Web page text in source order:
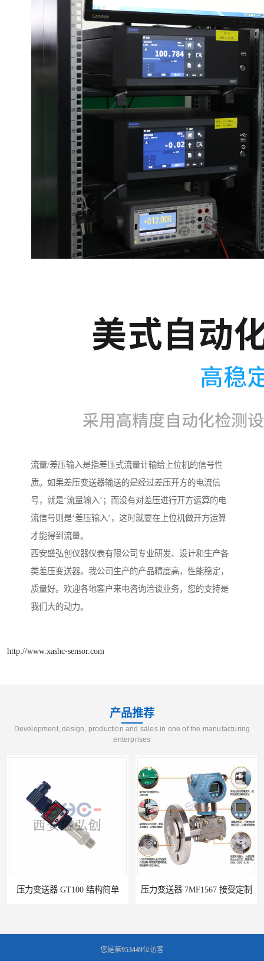
流量/差压输入是指差压式流量计输给上位机的信号性
质。如果差压变送器输送的是经过差压开方的电流信
号，就是‘流量输入’；而没有对差压进行开方运算的电
流信号则是‘差压输入’，这时就要在上位机做开方运算
才能得到流量。
西安盛弘创仪器仪表有限公司专业研发、设计和生产各
类差压变送器。我公司生产的产品精度高，性能稳定，
质量好。欢迎各地客户来电咨询洽谈业务，您的支持是
我们大的动力。
http://www.xashc-sensor.com
产品推荐
Development, design, production and sales in one of the manufacturing
enterprises
压力变送器 GT100 结构简单 压力变送器 7MF1567 接受定制
您是第953449位访客